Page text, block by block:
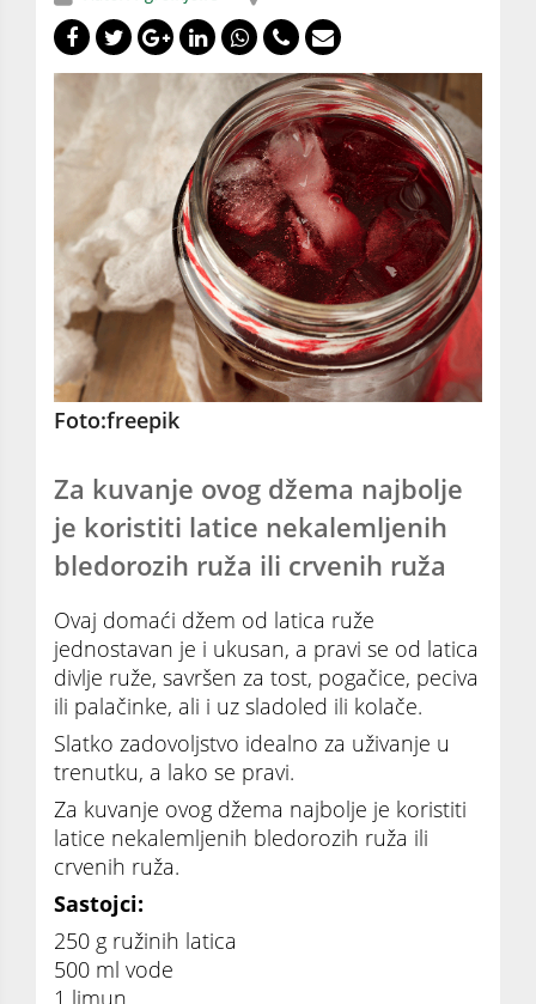
Foto:freepik
Za kuvanje ovog džema najbolje
je koristiti latice nekalemljenih
bledorozih ruža ili crvenih ruža
Ovaj domaći džem od latica ruže
jednostavan je i ukusan, a pravi se od latica
divlje ruže, savršen za tost, pogačice, peciva
ili palačinke, ali i uz sladoled ili kolače.
Slatko zadovoljstvo idealno za uživanje u
trenutku, a lako se pravi.
Za kuvanje ovog džema najbolje je koristiti
latice nekalemljenih bledorozih ruža ili
crvenih ruža.
Sastojci:
250 g ružinih latica
500 ml vode
1 limun